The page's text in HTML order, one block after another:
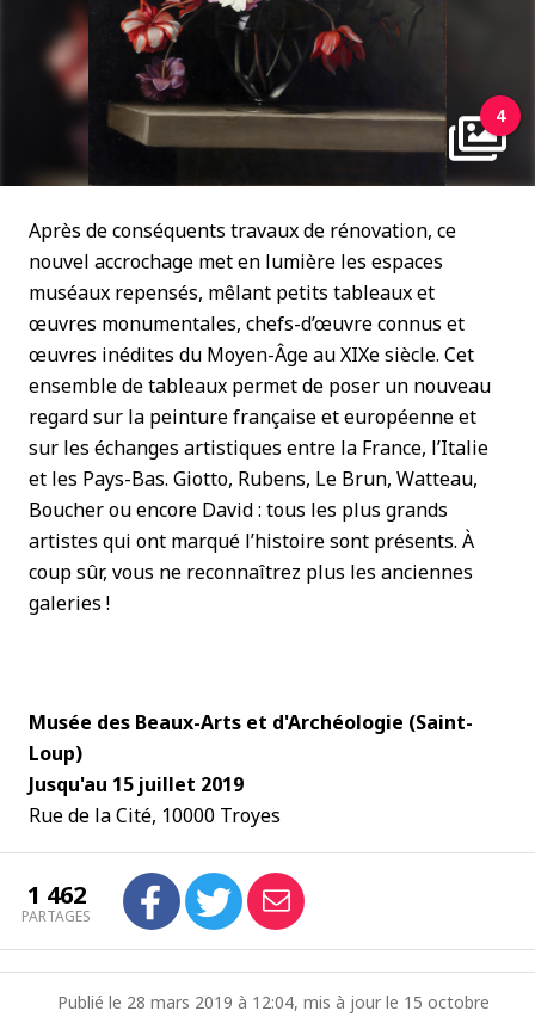
4
Après de conséquents travaux de rénovation, ce
nouvel accrochage met en lumière les espaces
muséaux repensés, mêlant petits tableaux et
œuvres monumentales, chefs-d’œuvre connus et
œuvres inédites du Moyen-Âge au XIXesiècle. Cet
ensemble de tableaux permet de poser un nouveau
regard sur la peinture française et européenne et
sur les échanges artistiques entre la France, l’Italie
et les Pays-Bas. Giotto, Rubens, Le Brun, Watteau,
Boucher ou encore David : tous les plus grands
artistes qui ont marqué l’histoire sont présents. À
coup sûr, vous ne reconnaîtrez plus les anciennes
galeries !
Musée des Beaux-Arts et d'Archéologie (Saint-
Loup)
Jusqu'au 15 juillet 2019
Rue de la Cité, 10000 Troyes
1 462
PARTAGES
Publié le 28 mars 2019 à 12:04, mis à jour le 15 octobre